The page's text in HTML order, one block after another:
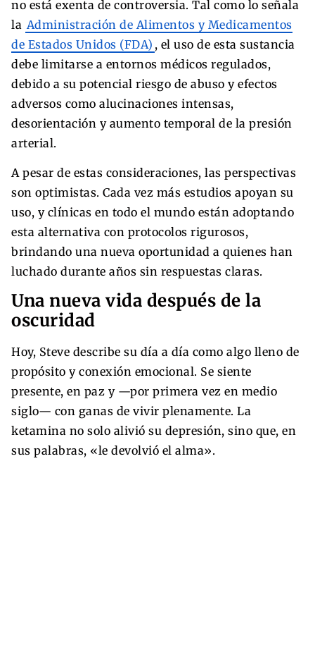
no está exenta de controversia. Tal como lo señala
la Administración de Alimentos y Medicamentos
de Estados Unidos (FDA) , el uso de esta sustancia
debe limitarse a entornos médicos regulados,
debido a su potencial riesgo de abuso y efectos
adversos como alucinaciones intensas,
desorientación y aumento temporal de la presión
arterial.
A pesar de estas consideraciones, las perspectivas
son optimistas. Cada vez más estudios apoyan su
uso, y clínicas en todo el mundo están adoptando
esta alternativa con protocolos rigurosos,
brindando una nueva oportunidad a quienes han
luchado durante años sin respuestas claras.
Una nueva vida después de la
oscuridad
Hoy, Steve describe su día a día como algo lleno de
propósito y conexión emocional. Se siente
presente, en paz y —por primera vez en medio
siglo— con ganas de vivir plenamente. La
ketamina no solo alivió su depresión, sino que, en
sus palabras, «le devolvió el alma».